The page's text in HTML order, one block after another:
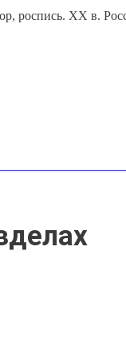
роспись. ХХ в.